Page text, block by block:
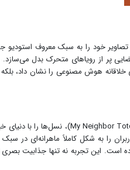
هوش مصنوعی را نشان داد،
را به شکل کاملاً ماهرانه‌ای در سبک
این تجربه نه تنها جذابیت